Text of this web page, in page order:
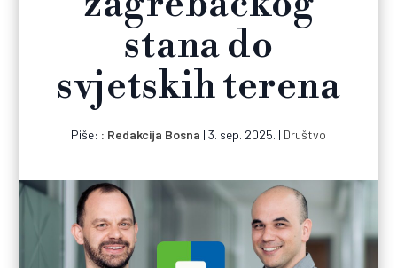
stana do
svjetskih terena
Piše: Redakcija Bosna | 3. sep. 2025. | Društvo